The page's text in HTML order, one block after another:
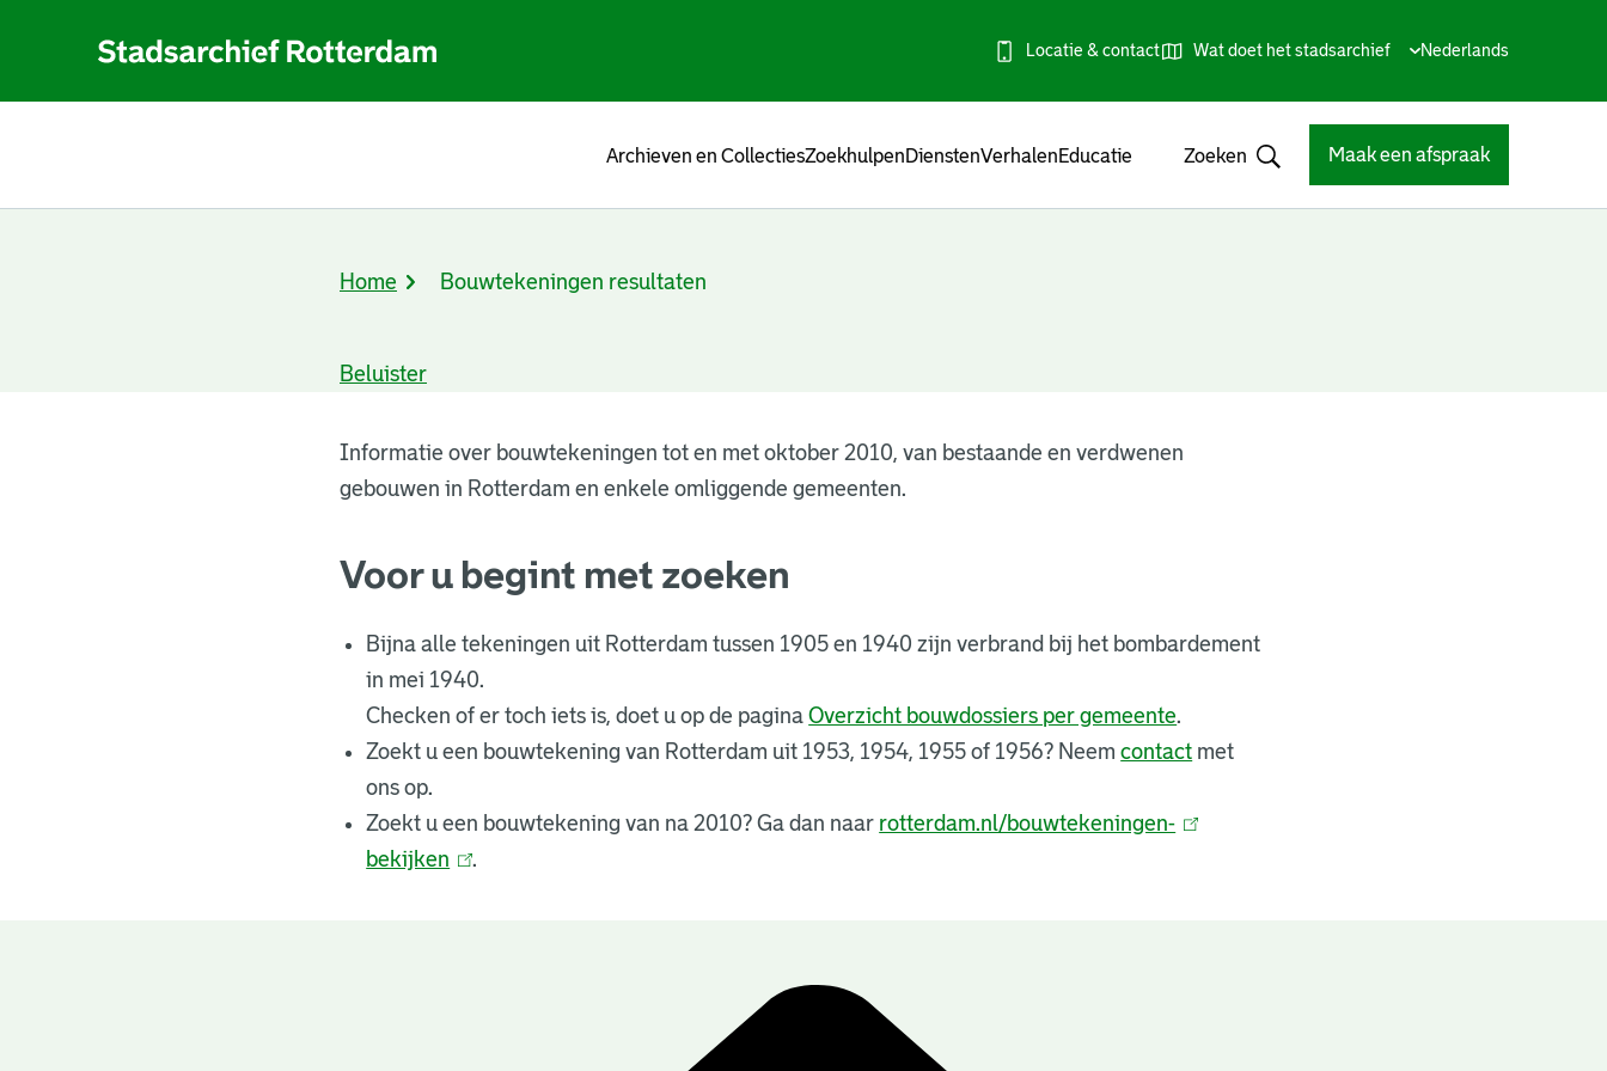
Locatie & contact Wat doet het stadsarchief
Huidige
Nederlands
Archieven en CollectiesZoekhulpenDienstenVerhalenEducatie Zoeken Maak een afspraak
Kruimelpad
Home Bouwtekeningen resultaten
Beluister
BouwtekeningenInformatie over bouwtekeningen tot en met oktober 2010, van bestaande en verdwenen
gebouwen in Rotterdam en enkele omliggende gemeenten.
Voor u begint met zoeken
Bijna alle tekeningen uit Rotterdam tussen 1905 en 1940 zijn verbrand bij het bombardement
in mei 1940.
Checken of er toch iets is, doet u op de paginaOverzicht bouwdossiers per gemeente.
Zoekt u een bouwtekening van Rotterdam uit 1953, 1954, 1955 of 1956? Neemcontact met
ons op.
Zoekt u een bouwtekening van na 2010? Ga dan naar rotterdam.nl/bouwtekeningen-
bekijken .